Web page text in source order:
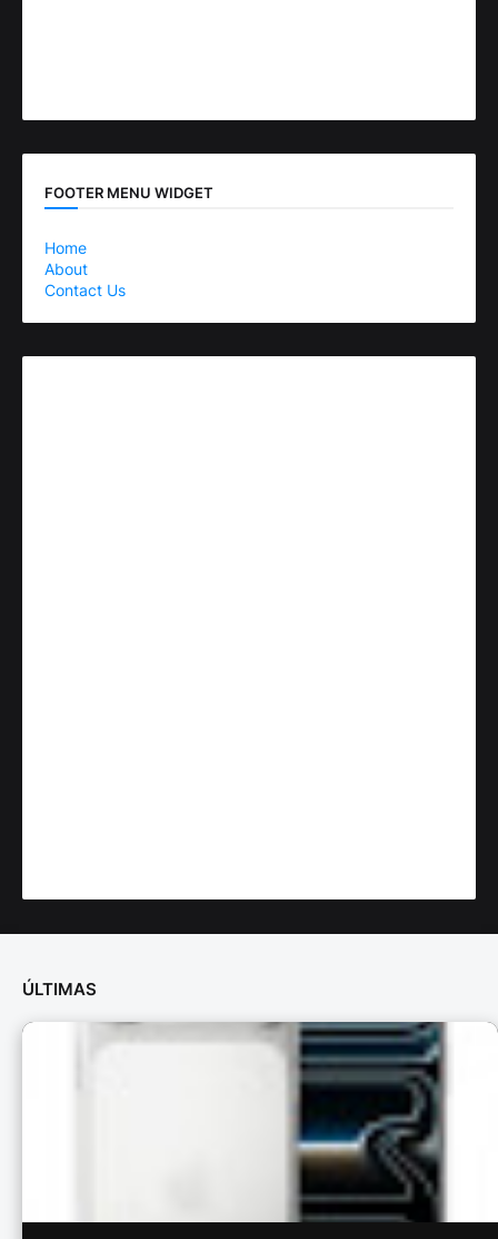
FOOTER MENU WIDGET
Home
About
Contact Us
ÚLTIMAS